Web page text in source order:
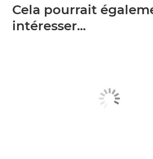
Cela pourrait
intéresser...